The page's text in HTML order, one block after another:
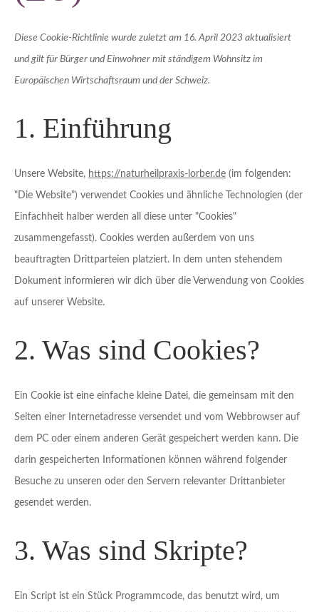
Diese Cookie-Richtlinie wurde zuletzt am 16. April 2023 aktualisiert
und gilt für Bürger und Einwohner mit ständigem Wohnsitz im
Europäischen Wirtschaftsraum und der Schweiz.
1. Einführung
Unsere Website, https://naturheilpraxis-lorber.de (im folgenden:
"Die Website") verwendet Cookies und ähnliche Technologien (der
Einfachheit halber werden all diese unter "Cookies"
zusammengefasst). Cookies werden außerdem von uns
beauftragten Drittparteien platziert. In dem unten stehendem
Dokument informieren wir dich über die Verwendung von Cookies
auf unserer Website.
2. Was sind Cookies?
Ein Cookie ist eine einfache kleine Datei, die gemeinsam mit den
Seiten einer Internetadresse versendet und vom Webbrowser auf
dem PC oder einem anderen Gerät gespeichert werden kann. Die
darin gespeicherten Informationen können während folgender
Besuche zu unseren oder den Servern relevanter Drittanbieter
gesendet werden.
3. Was sind Skripte?
Ein Script ist ein Stück Programmcode, das benutzt wird, um